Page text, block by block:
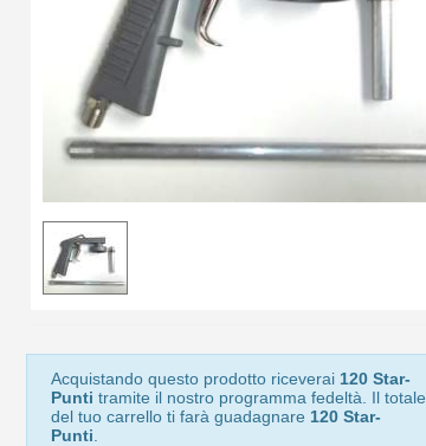
Acquistando questo prodotto riceverai 120 Star-
Punti tramite il nostro programma fedeltà. Il totale
del tuo carrello ti farà guadagnare 120 Star-
Punti